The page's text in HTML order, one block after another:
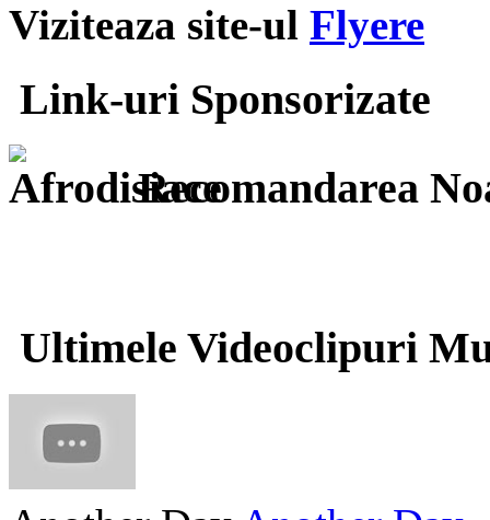
Viziteaza site-ul Flyere
Link-uri Sponsorizate
Recomandarea
Ultimele Videoclipuri